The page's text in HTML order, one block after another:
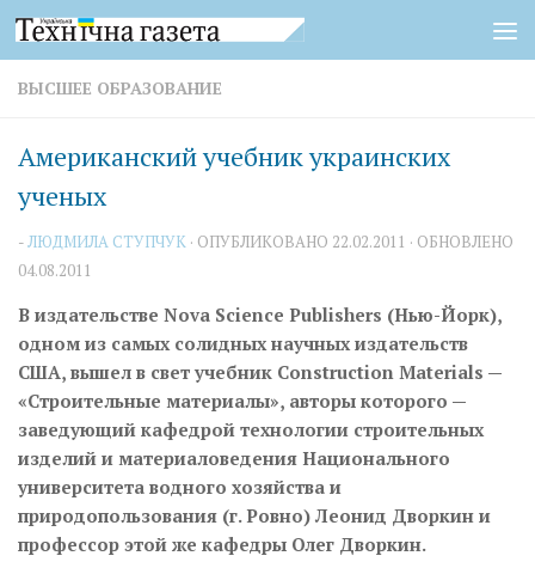
Перейти к содержимому
ВЫСШЕЕ ОБРАЗОВАНИЕ
Американский учебник украинских
ученых
-ЛЮДМИЛА СТУПЧУК · ОПУБЛИКОВАНО 22.02.2011 · ОБНОВЛЕНО
04.08.2011
В издательстве Nova Science Publishers (Нью-Йорк),
одном из самых солидных научных издательств
США, вышел в свет учебник Construction Materials —
«Строительные материалы», авторы которого —
заведующий кафедрой технологии строительных
изделий и материаловедения Национального
университета водного хозяйства и
природопользования (г. Ровно) Леонид Дворкин и
профессор этой же кафедры Олег Дворкин.